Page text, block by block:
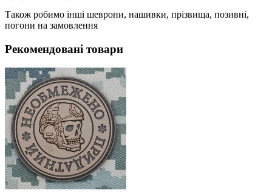
Також робимо інші шеврони, нашивки, прізвища, позивні,
погони на замовлення
Рекомендовані товари